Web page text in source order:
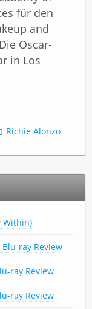
für den
and
Oscar-
in Los
Richie Alonzo
Within)
ray Review
ray Review
ray Review